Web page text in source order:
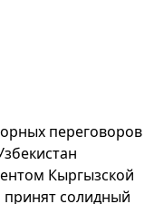
переговоров
Кыргызской
солидный